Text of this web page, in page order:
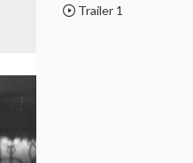
Trailer 1